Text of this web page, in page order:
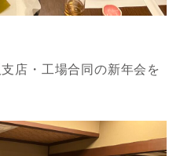
店・工場合同の新年会を